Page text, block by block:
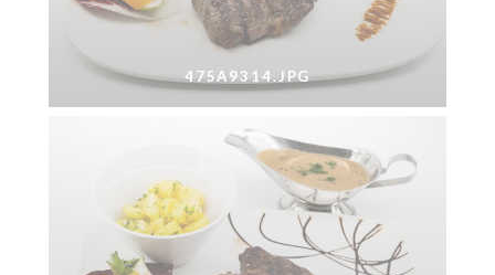
475A9314.JPG